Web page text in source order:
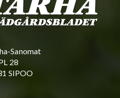
Sanomat
28
SIPOO